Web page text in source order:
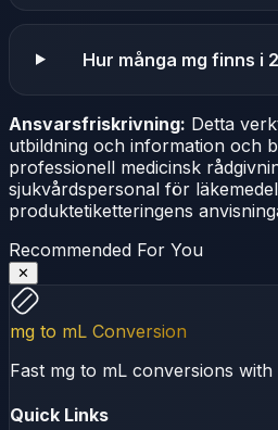
Hur många mg finns i
Ansvarsfriskrivning: Detta
utbildning och information och
professionell medicinsk
sjukvårdspersonal för
produktetiketteringens
Recommended For You
✕
mg to mL Conversion
Fast mg to mL conversions
Quick Links